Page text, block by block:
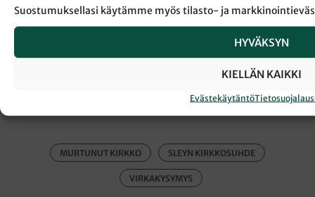
Suostumuksellasi käytämme myös tilasto- ja
HYVÄKSYN
KIELLÄN KAIKKI
Evästekäytäntö
← Takaisin Sanansaattaja-lehden etusivulle
MURTUNUT KIRKKO SLEYN KIRKKOSUHDE
VIRKAKYSYMYS